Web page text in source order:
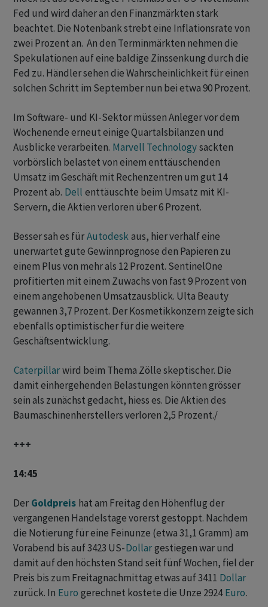
Fed und wird daher an den Finanzmärkten stark
beachtet. Die Notenbank strebt eine Inflationsrate von
zwei Prozent an. An den Terminmärkten nehmen die
Spekulationen auf eine baldige Zinssenkung durch die
Fed zu. Händler sehen die Wahrscheinlichkeit für einen
solchen Schritt im September nun bei etwa 90 Prozent.
Im Software- und KI-Sektor müssen Anleger vor dem
Wochenende erneut einige Quartalsbilanzen und
Ausblicke verarbeiten. Marvell Technologysackten
vorbörslich belastet von einem enttäuschenden
Umsatz im Geschäft mit Rechenzentren um gut 14
Prozent ab. Dell enttäuschte beim Umsatz mit KI-
Servern, die Aktien verloren über 6 Prozent.
Besser sah es fürAutodeskaus, hier verhalf eine
unerwartet gute Gewinnprognose den Papieren zu
einem Plus von mehr als 12 Prozent. SentinelOne
profitierten mit einem Zuwachs von fast 9 Prozent von
einem angehobenen Umsatzausblick. Ulta Beauty
gewannen 3,7 Prozent. Der Kosmetikkonzern zeigte sich
ebenfalls optimistischer für die weitere
Geschäftsentwicklung.
Caterpillarwird beim Thema Zölle skeptischer. Die
damit einhergehenden Belastungen könnten grösser
sein als zunächst gedacht, hiess es. Die Aktien des
Baumaschinenherstellers verloren 2,5 Prozent./
+++
14:45
Der Goldpreis hat am Freitag den Höhenflug der
vergangenen Handelstage vorerst gestoppt. Nachdem
die Notierung für eine Feinunze (etwa 31,1 Gramm) am
Vorabend bis auf 3423 US-Dollargestiegen war und
damit auf den höchsten Stand seit fünf Wochen, fiel der
Preis bis zum Freitagnachmittag etwas auf 3411 Dollar
zurück. In Euro gerechnet kostete die Unze 2924Euro.